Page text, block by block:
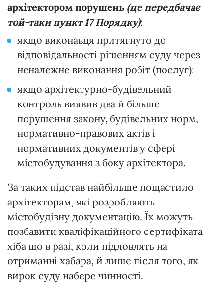
архітектором порушень (це передбачає
той-таки пункт 17 Порядку):
якщо виконавця притягнуто до
відповідальності рішенням суду через
неналежне виконання робіт (послуг);
якщо архітектурно-будівельний
контроль виявив два й більше
порушення закону, будівельних норм,
нормативно-правових актів і
нормативних документів у сфері
містобудування з боку архітектора.
За таких підстав найбільше пощастило
архітекторам, які розробляють
містобудівну документацію. Їх можуть
позбавити кваліфікаційного сертифіката
хіба що в разі, коли підловлять на
отриманні хабара, й лише після того, як
вирок суду набере чинності.